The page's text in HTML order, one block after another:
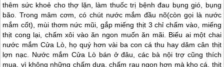
thêm sức khoẻ cho thợ lặn, làm thuốc trị bệnh đau bụng gió, bụng
bão. Trong mâm cơm, có chút nước mắm đầu nõ(còn gọi là nước
mắm cốt), mùi thơm nức mũi, gắp miếng thịt 3 chỉ chấm vào, miếng
thịt cong lại, chấm xôi vào ăn ngon muốn ăn mãi. Biếu ai một chai
nước mắm Cửa Lò, họ quý hơn vài ba con cá thu hay dăm cân thịt
lợn nạc. Nước mắm Cửa Lòbán ở đâu, các bà nội trợ cũng thích
mua, vì không những chấm dưa, chấm rau ngon hơn mà kho cá, thịt